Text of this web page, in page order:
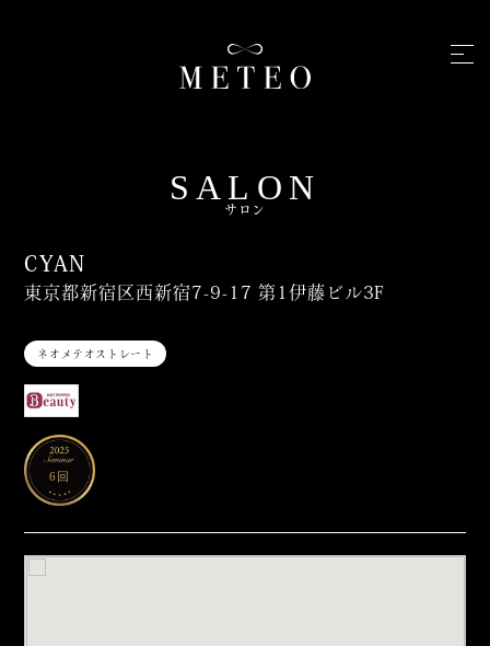
SALON
サロン
CYAN
東京都新宿区西新宿7-9-17 第1伊藤ビル3F
ネオメテオストレート
6回